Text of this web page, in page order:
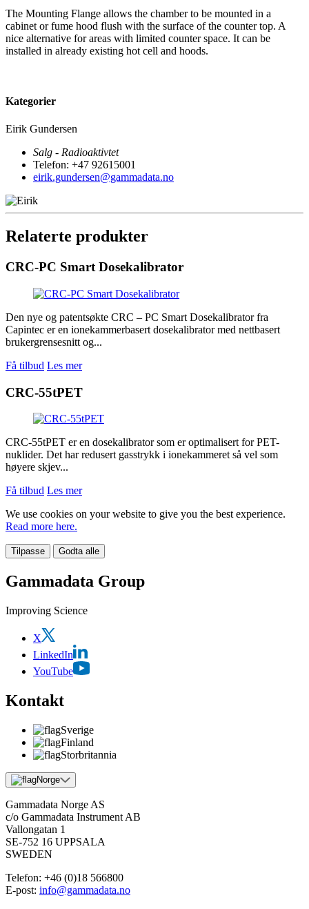
The Mounting Flange allows the chamber to be mounted in a
cabinet or fume hood flush with the surface of the counter top. A
nice alternative for areas with limited counter space. It can be
installed in already existing hot cell and hoods.
Kategorier
Eirik Gundersen
Salg - Radioaktivtet
Telefon: +47 92615001
eirik.gundersen@gammadata.no
Relaterte produkter
CRC-PC Smart Dosekalibrator
Den nye og patentsøkte CRC – PC Smart Dosekalibrator fra
Capintec er en ionekammerbasert dosekalibrator med nettbasert
brukergrensesnitt og...
Få tilbud Les mer
CRC-55tPET
CRC-55tPET er en dosekalibrator som er optimalisert for PET-
nuklider. Det har redusert gasstrykk i ionekammeret så vel som
høyere skjev...
Få tilbud Les mer
We use cookies on your website to give you the best experience.
Read more here.
Tilpasse Godta alle
Gammadata Group
Improving Science
X
LinkedIn
YouTube
Kontakt
Sverige
Finland
Storbritannia
Norge
Gammadata Norge AS
c/o Gammadata Instrument AB
Vallongatan 1
SE-752 16 UPPSALA
SWEDEN
Telefon: +46 (0)18 566800
E-post: info@gammadata.no